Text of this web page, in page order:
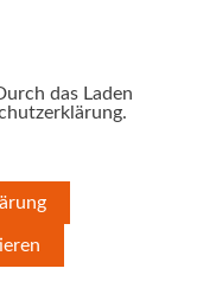
das Laden